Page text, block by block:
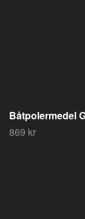
Båtpolermedel
869 kr